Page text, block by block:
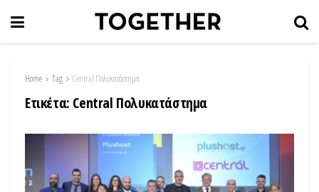
Home Tag Central Πολυκατάστημα
Ετικέτα: Central Πολυκατάστημα